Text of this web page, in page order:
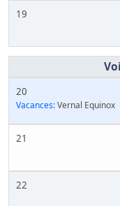
19
20
Vacances:Vernal Equinox
21
22